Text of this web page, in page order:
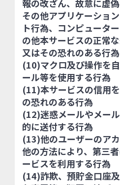
報の改ざん、故意に虚
その他アプリケーショ
ト行為、コンピュータ
の他本サービスの正常
又はその恐れのある行為
(10)マクロ及び操作を
ール等を使用する行為
(11)本サービスの信用
の恐れのある行為
(12)迷惑メールやメー
的に送付する行為
(13)他のユーザーのア
他の方法により、第三
ービスを利用する行為
(14)詐欺、預貯金口座